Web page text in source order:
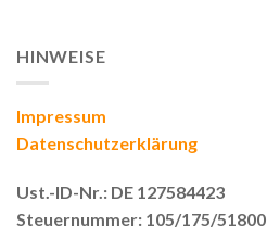
HINWEISE
Impressum
Datenschutzerklärung
Ust.-ID-Nr.: DE 127584423
Steuernummer: 105/175/51800